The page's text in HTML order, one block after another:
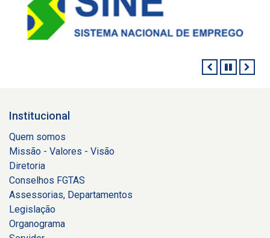
ANTERIOR
PAUSAR
Institucional
Quem somos
Missão - Valores - Visão
Diretoria
Conselhos FGTAS
Assessorias, Departamentos
Legislação
Organograma